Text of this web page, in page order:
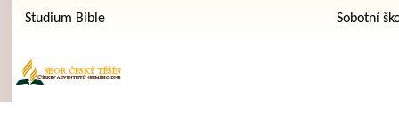
Studium Bible
Sobotní